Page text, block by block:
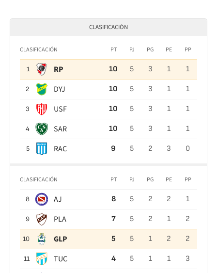
CLASIFICACIÓN
CLASIFICACIÓN PT PJ PG PE PP
1 RP 10 5 3 1 1
2 DYJ 10 5 3 1 1
3 USF 10 5 3 1 1
4 SAR 10 5 3 1 1
5 RAC 9 5 2 3 0
CLASIFICACIÓN PT PJ PG PE PP
8 AJ 8 5 2 2 1
9 PLA 7 5 2 1 2
10 GLP 5 5 1 2 2
11 TUC 4 5 1 1 3